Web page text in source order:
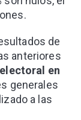
de
anteriores
en
generales
a las